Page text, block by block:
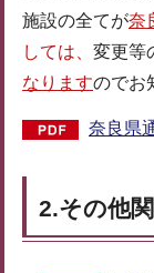
施設の全てが奈
しては、 変更等
なりますのでお
奈良県
2.その他